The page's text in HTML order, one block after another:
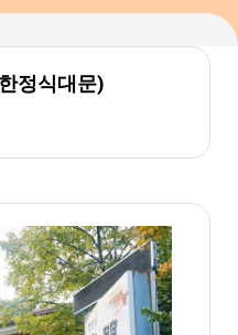
정식대문)